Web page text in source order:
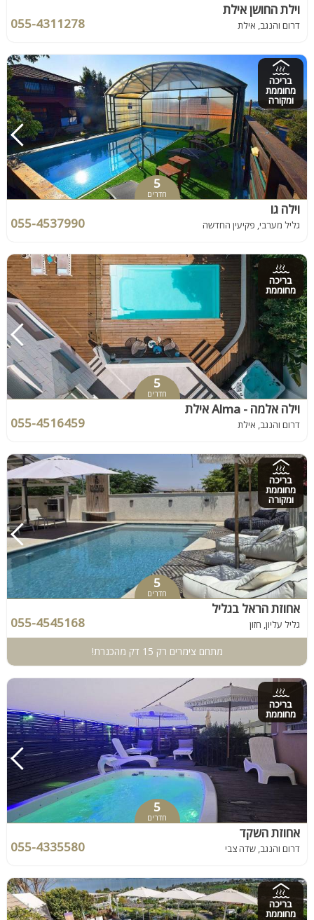
וילת החושן אילת
דרום והנגב, אילת 055-4311278
בריכה
מחוממת
ומקורה
5
חדרים
וילה גו
גליל מערבי, פקיעין החדשה 055-4537990
בריכה
מחוממת
5
חדרים
וילה אלמה - Alma אילת
דרום והנגב, אילת 055-4516459
בריכה
מחוממת
ומקורה
5
חדרים
אחוזת הראל בגליל
גליל עליון, חזון 055-4545168
מתחם צימרים רק 15 דק מהכנרת!
בריכה
מחוממת
5
חדרים
אחוזת השקד
דרום והנגב, שדה צבי 055-4335580
בריכה
מחוממת